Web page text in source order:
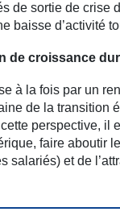
de sortie de crise
baisse d’activité
de croissance
à la fois par un
de la transition
perspective, il
faire aboutir
salariés) et de